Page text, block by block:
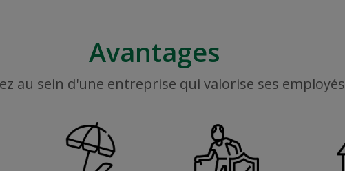
Avantages
au sein d'une entreprise qui valorise ses employés